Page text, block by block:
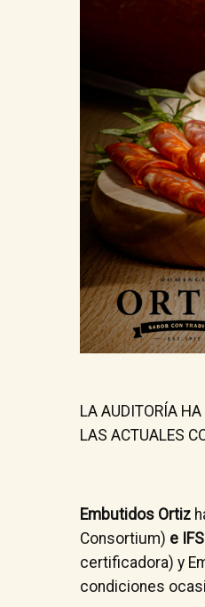
LA AUDITORÍA
LAS ACTUALES
Embutidos Ortiz
Consortium) e IFS
certificadora) y
condiciones